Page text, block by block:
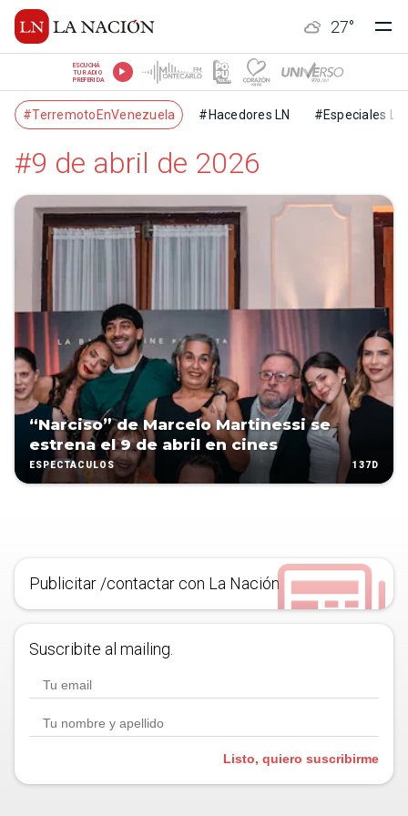
27°
ESCUCHÁ
TU RADIO
PREFERIDA
#TerremotoEnVenezuela #Hacedores LN #Especiales LN
#9 de abril de 2026
“Narciso” de Marcelo Martinessi se
estrena el 9 de abril en cines
ESPECTÁCULOS 137D
Publicitar /contactar con La Nación
Suscribite al mailing.
Listo, quiero suscribirme